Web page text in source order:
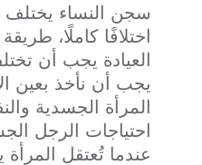
سجن النساء
اختلافًا كاملًا،
العيادة يجب أن
يجب أن نأخذ بعين
المرأة الجسدية
احتياجات الرجل
عندما تُعتقل